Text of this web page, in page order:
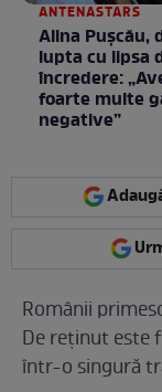
ANTENASTARS
Alina Pușcău,
lupta cu lipsa
încredere:
foarte multe
negative”
Românii
De reținut este
într-o singură